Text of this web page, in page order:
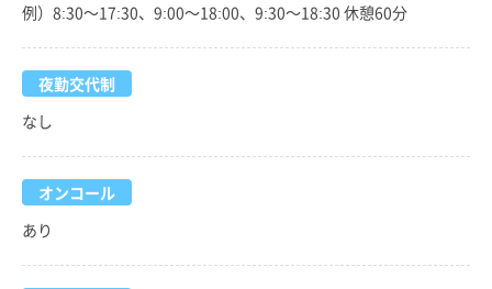
例）8:30～17:30、9:00～18:00、9:30～18:30 休憩60分
夜勤交代制
なし
オンコール
あり